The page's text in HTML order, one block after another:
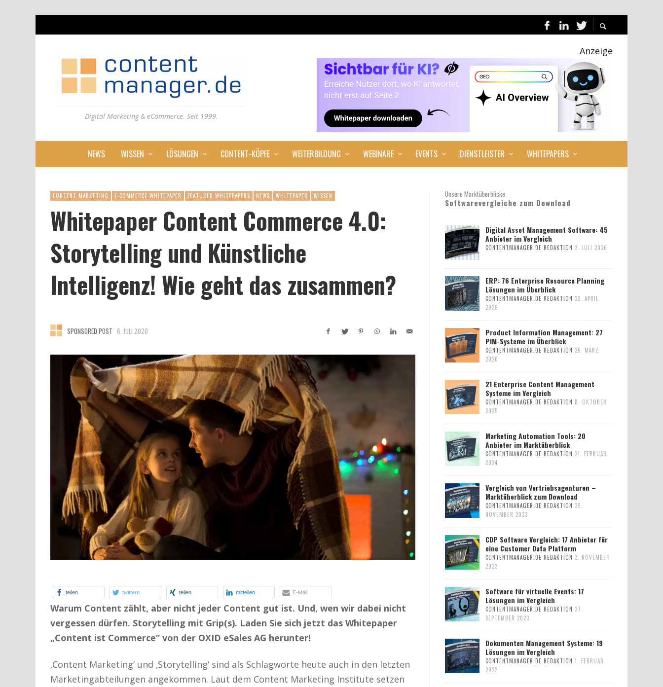
Digital Marketing & eCommerce. Seit 1999.
Anzeige
NEWS WISSEN LÖSUNGEN CONTENT-KÖPFE WEITERBILDUNG WEBINARE EVENTS DIENSTLEISTER WHITEPAPERS
CONTENT MARKETING E-COMMERCE WHITEPAPER FEATURED WHITEPAPERS NEWS WHITEPAPER WISSEN
Whitepaper Content Commerce 4.0:
Storytelling und Künstliche
Intelligenz! Wie geht das zusammen?
SPONSORED POST 6. JULI 2020
teilen twittern teilen mitteilen E-Mail
Warum Content zählt, aber nicht jeder Content gut ist. Und, wen wir dabei nicht
vergessen dürfen. Storytelling mit Grip(s). Laden Sie sich jetzt das Whitepaper
„Content ist Commerce“ von der OXID eSales AG herunter!
‚Content Marketing‘ und ‚Storytelling‘ sind als Schlagworte heute auch in den letzten
Marketingabteilungen angekommen. Laut dem Content Marketing Institute setzen
Unsere Marktüberblicke
Softwarevergleiche zum Download
Digital Asset Management Software: 45
Anbieter im Vergleich
CONTENTMANAGER.DE REDAKTION 2. JULI 2026
ERP: 76 Enterprise Resource Planning
Lösungen im Überblick
CONTENTMANAGER.DE REDAKTION 22. APRIL
2026
Product Information Management: 27
PIM-Systeme im Überblick
CONTENTMANAGER.DE REDAKTION 25. MÄRZ
2026
21 Enterprise Content Management
Systeme im Vergleich
CONTENTMANAGER.DE REDAKTION 8. OKTOBER
2025
Marketing Automation Tools: 20
Anbieter im Marktüberblick
CONTENTMANAGER.DE REDAKTION 21. FEBRUAR
2024
Vergleich von Vertriebsagenturen –
Marktüberblick zum Download
CONTENTMANAGER.DE REDAKTION 29.
NOVEMBER 2023
CDP Software Vergleich: 17 Anbieter für
eine Customer Data Platform
CONTENTMANAGER.DE REDAKTION 2. NOVEMBER
2023
Software für virtuelle Events: 17
Lösungen im Vergleich
CONTENTMANAGER.DE REDAKTION 27.
SEPTEMBER 2023
Dokumenten Management Systeme: 19
Lösungen im Vergleich
CONTENTMANAGER.DE REDAKTION 1. FEBRUAR
2023